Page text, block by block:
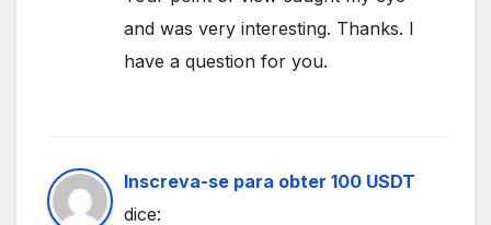
and was very interesting. Thanks. I
have a question for you.
Inscreva-se para obter 100 USDT
dice: